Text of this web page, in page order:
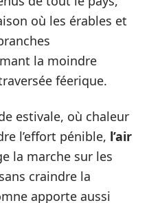
où les érables et
la moindre
féerique.
estivale, où chaleur
l’effort pénible, l’air
la marche sur les
sans craindre la
apporte aussi